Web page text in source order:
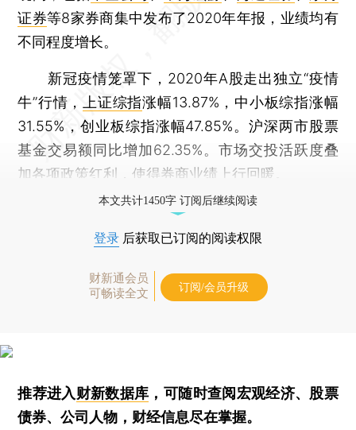
证券等8家券商集中发布了2020年年报，业绩均有
不同程度增长。
新冠疫情笼罩下，2020年A股走出独立“疫情
牛”行情，
上证综指涨幅13.87%，中小板综指涨幅
31.55%，创业板综指涨幅47.85%。沪深两市股票
基金交易额同比增加62.35%。市场交投活跃度叠
加各项政策红利，使得券商业绩上行回暖。
本文共计1450字 订阅后继续阅读
登录 后获取已订阅的阅读权限
财新通会员
可畅读全文
订阅/会员升级
推荐进入财新数据库 ，可随时查阅宏观经济、股票
债券、公司人物，财经信息尽在掌握。